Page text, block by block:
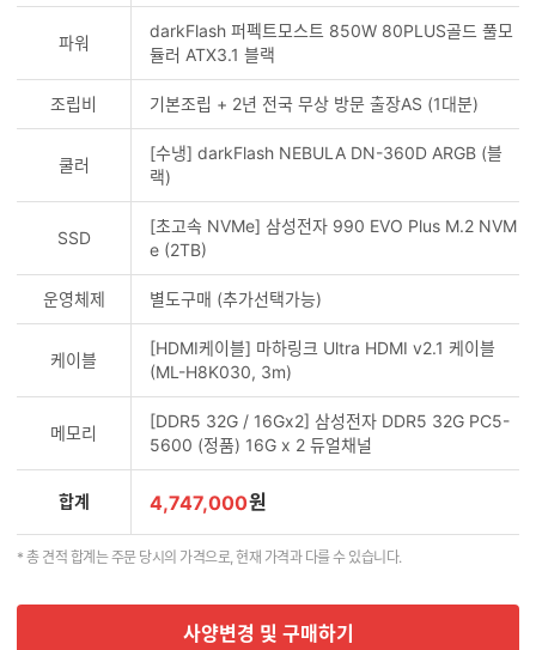
파워
darkFlash 퍼펙트모스트 850W 80PLUS골드 풀모
듈러 ATX3.1 블랙
조립비 기본조립 + 2년 전국 무상 방문 출장AS (1대분)
쿨러
[수냉] darkFlash NEBULA DN-360D ARGB (블
랙)
SSD
[초고속 NVMe] 삼성전자 990 EVO Plus M.2 NVM
e (2TB)
운영체제 별도구매 (추가선택가능)
케이블
[HDMI케이블] 마하링크 Ultra HDMI v2.1 케이블
(ML-H8K030, 3m)
메모리
[DDR5 32G / 16Gx2] 삼성전자 DDR5 32G PC5-
5600 (정품) 16G x 2 듀얼채널
합계 4,747,000원
* 총 견적 합계는 주문 당시의 가격으로, 현재 가격과 다를 수 있습니다.
사양변경 및 구매하기